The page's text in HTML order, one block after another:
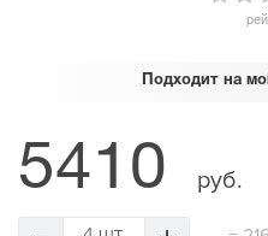
Подходит на
5410 руб.